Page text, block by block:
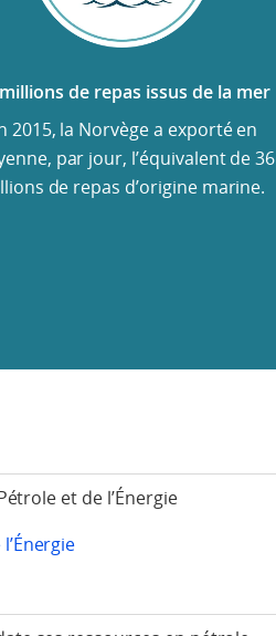
de repas issus de la mer
2015, la Norvège a exporté en
par jour, l’équivalent de 36
de repas d’origine marine.
et de l’Énergie